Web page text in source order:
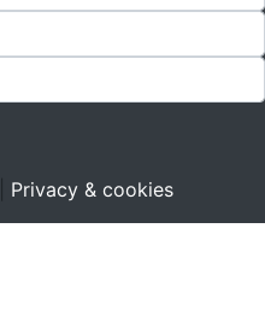
Privacy & cookies